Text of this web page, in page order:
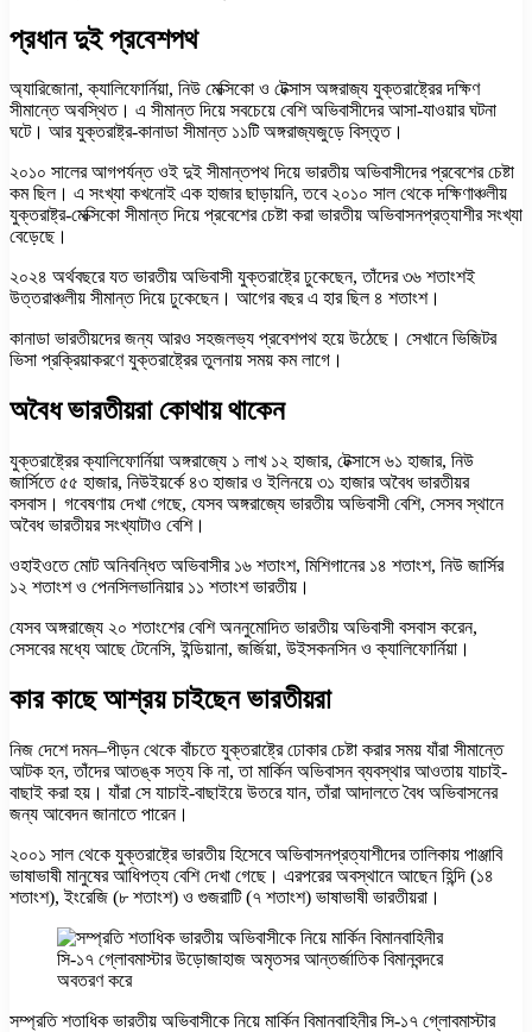
প্রধান দুই প্রবেশপথ
অ্যারিজোনা, ক্যালিফোর্নিয়া, নিউ মেক্সিকো ও টেক্সাস অঙ্গরাজ্য যুক্তরাষ্ট্রের দক্ষিণ
সীমান্তে অবস্থিত। এ সীমান্ত দিয়ে সবচেয়ে বেশি অভিবাসীদের আসা-যাওয়ার ঘটনা
ঘটে। আর যুক্তরাষ্ট্র-কানাডা সীমান্ত ১১টি অঙ্গরাজ্যজুড়ে বিস্তৃত।
২০১০ সালের আগপর্যন্ত ওই দুই সীমান্তপথ দিয়ে ভারতীয় অভিবাসীদের প্রবেশের চেষ্টা
কম ছিল। এ সংখ্যা কখনোই এক হাজার ছাড়ায়নি, তবে ২০১০ সাল থেকে দক্ষিণাঞ্চলীয়
যুক্তরাষ্ট্র-মেক্সিকো সীমান্ত দিয়ে প্রবেশের চেষ্টা করা ভারতীয় অভিবাসনপ্রত্যাশীর সংখ্যা
বেড়েছে।
২০২৪ অর্থবছরে যত ভারতীয় অভিবাসী যুক্তরাষ্ট্রে ঢুকেছেন, তাঁদের ৩৬ শতাংশই
উত্তরাঞ্চলীয় সীমান্ত দিয়ে ঢুকেছেন। আগের বছর এ হার ছিল ৪ শতাংশ।
কানাডা ভারতীয়দের জন্য আরও সহজলভ্য প্রবেশপথ হয়ে উঠেছে। সেখানে ভিজিটর
ভিসা প্রক্রিয়াকরণে যুক্তরাষ্ট্রের তুলনায় সময় কম লাগে।
অবৈধ ভারতীয়রা কোথায় থাকেন
যুক্তরাষ্ট্রের ক্যালিফোর্নিয়া অঙ্গরাজ্যে ১ লাখ ১২ হাজার, টেক্সাসে ৬১ হাজার, নিউ
জার্সিতে ৫৫ হাজার, নিউইয়র্কে ৪৩ হাজার ও ইলিনয়ে ৩১ হাজার অবৈধ ভারতীয়র
বসবাস। গবেষণায় দেখা গেছে, যেসব অঙ্গরাজ্যে ভারতীয় অভিবাসী বেশি, সেসব স্থানে
অবৈধ ভারতীয়র সংখ্যাটাও বেশি।
ওহাইওতে মোট অনিবন্ধিত অভিবাসীর ১৬ শতাংশ, মিশিগানের ১৪ শতাংশ, নিউ জার্সির
১২ শতাংশ ও পেনসিলভানিয়ার ১১ শতাংশ ভারতীয়।
যেসব অঙ্গরাজ্যে ২০ শতাংশের বেশি অননুমোদিত ভারতীয় অভিবাসী বসবাস করেন,
সেসবের মধ্যে আছে টেনেসি, ইন্ডিয়ানা, জর্জিয়া, উইসকনসিন ও ক্যালিফোর্নিয়া।
কার কাছে আশ্রয় চাইছেন ভারতীয়রা
নিজ দেশে দমন–পীড়ন থেকে বাঁচতে যুক্তরাষ্ট্রে ঢোকার চেষ্টা করার সময় যাঁরা সীমান্তে
আটক হন, তাঁদের আতঙ্ক সত্য কি না, তা মার্কিন অভিবাসন ব্যবস্থার আওতায় যাচাই-
বাছাই করা হয়। যাঁরা সে যাচাই-বাছাইয়ে উতরে যান, তাঁরা আদালতে বৈধ অভিবাসনের
জন্য আবেদন জানাতে পারেন।
২০০১ সাল থেকে যুক্তরাষ্ট্রে ভারতীয় হিসেবে অভিবাসনপ্রত্যাশীদের তালিকায় পাঞ্জাবি
ভাষাভাষী মানুষের আধিপত্য বেশি দেখা গেছে। এরপরের অবস্থানে আছেন হিন্দি (১৪
শতাংশ), ইংরেজি (৮ শতাংশ) ও গুজরাটি (৭ শতাংশ) ভাষাভাষী ভারতীয়রা।
সম্প্রতি শতাধিক ভারতীয় অভিবাসীকে নিয়ে মার্কিন বিমানবাহিনীর সি-১৭ গ্লোবমাস্টার